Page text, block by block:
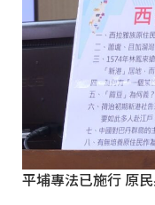
平埔專法已施行 原